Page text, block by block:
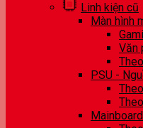
Linh kiện cũ
Màn hình
Văn
PSU -